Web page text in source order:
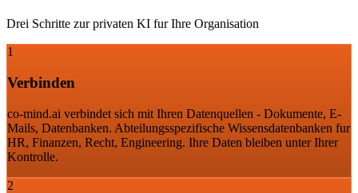
Drei Schritte zur privaten KI fur Ihre Organisation
1
Verbinden
co-mind.ai verbindet sich mit Ihren Datenquellen - Dokumente, E-
Mails, Datenbanken. Abteilungsspezifische Wissensdatenbanken fur
HR, Finanzen, Recht, Engineering. Ihre Daten bleiben unter Ihrer
Kontrolle.
2